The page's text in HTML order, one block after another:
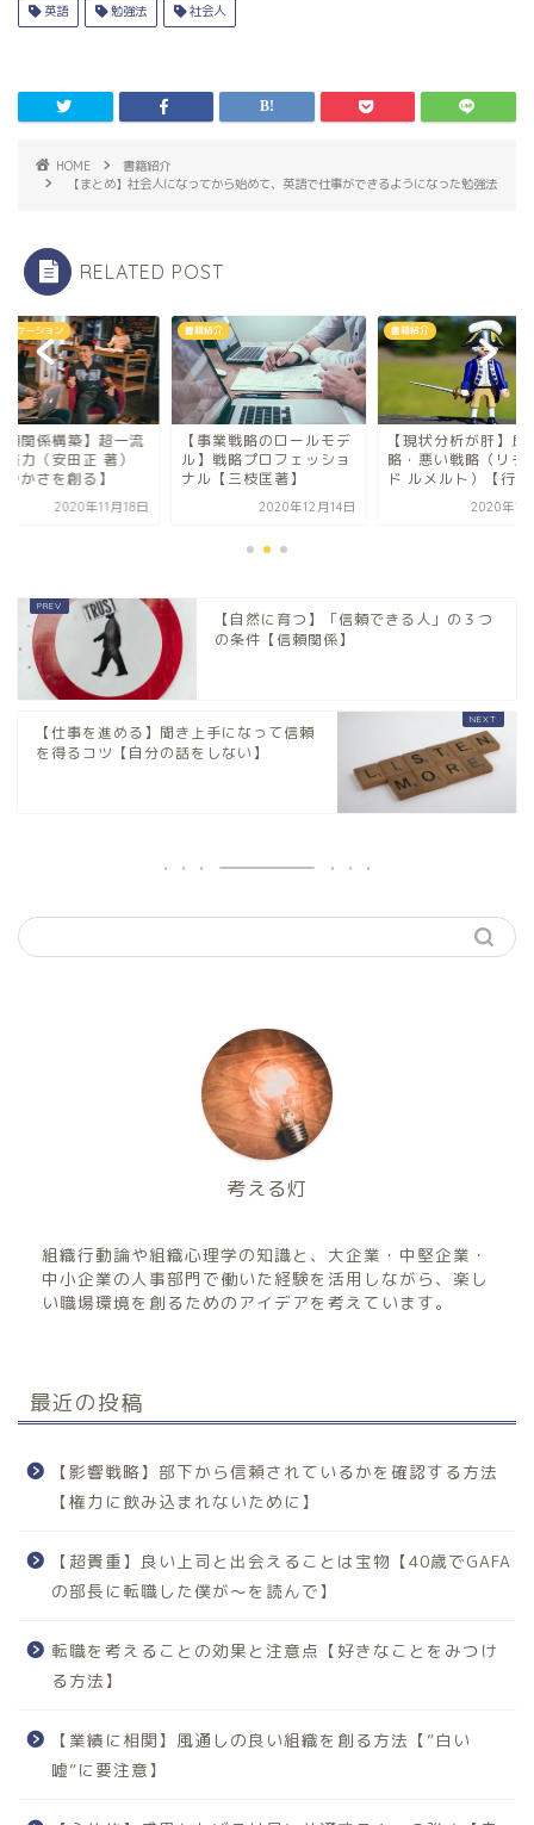
英語 勉強法 社会人
HOME
書籍紹介
【まとめ】社会人になってから始めて、英語で仕事ができるようになった勉強法
RELATED POST
業戦略のロールモデ
略プロフェッショ
【三枝匡著】
2020年12月14日
書籍紹介
【現状分析が肝】良い戦
略・悪い戦略（リチャー
ド ルメルト）【行動に...
2020年12月8日
コミュニケーション
【信頼関係構築】超
の雑談力（安田正
【爽やかさを創る】
2020年11
【自然に育つ】「信頼できる人」の３つ
の条件【信頼関係】
【仕事を進める】聞き上手になって信頼
を得るコツ【自分の話をしない】
考える灯
組織行動論や組織心理学の知識と、大企業・中堅企業・
中小企業の人事部門で働いた経験を活用しながら、楽し
い職場環境を創るためのアイデアを考えています。
最近の投稿
【影響戦略】部下から信頼されているかを確認する方法
【権力に飲み込まれないために】
【超貴重】良い上司と出会えることは宝物【40歳でGAFA
の部長に転職した僕が〜を読んで】
転職を考えることの効果と注意点【好きなことをみつけ
る方法】
【業績に相関】風通しの良い組織を創る方法【”白い
嘘”に要注意】